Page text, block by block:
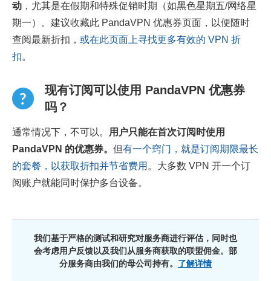
动 ，尤其是在假期和特殊促销时期（如黑色星期五/网络星
期一）。建议收藏此 PandaVPN 优惠券页面，以便随时
查阅最新折扣， 或在此页面上寻找更多有效的 VPN 折
扣。
现有订阅可以使用 PandaVPN 优惠券
吗？
通常情况下，不可以。
用户只能在首次订阅时使用
PandaVPN 的优惠券。 但有一个窍门，就是订阅期限最长
的套餐，以获取折扣并节省费用 。大多数 VPN 开一个订
阅账户就能同时保护多台设备。
我们基于严格的测试和研究对服务商进行评估，同时也
会考虑用户反馈以及我们从服务商获取的联盟佣金。部
分服务商由我们的母公司持有。 了解详情